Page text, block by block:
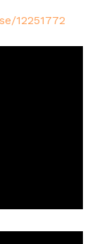
12251772